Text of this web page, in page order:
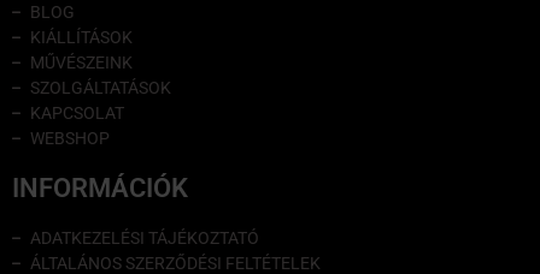
BLOG
KIÁLLÍTÁSOK
MŰVÉSZEINK
SZOLGÁLTATÁSOK
KAPCSOLAT
WEBSHOP
INFORMÁCIÓK
ADATKEZELÉSI TÁJÉKOZTATÓ
ÁLTALÁNOS SZERZŐDÉSI FELTÉTELEK